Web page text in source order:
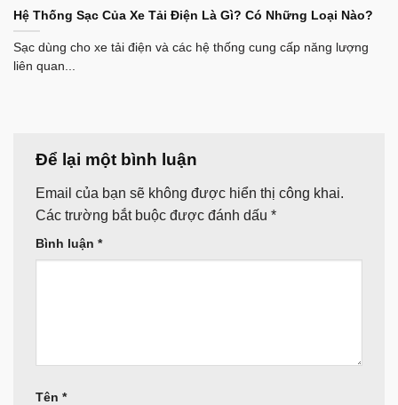
Hệ Thống Sạc Của Xe Tải Điện Là Gì? Có Những Loại Nào?
Sạc dùng cho xe tải điện và các hệ thống cung cấp năng lượng
liên quan...
Để lại một bình luận
Email của bạn sẽ không được hiển thị công khai.
Các trường bắt buộc được đánh dấu *
Bình luận *
Tên *